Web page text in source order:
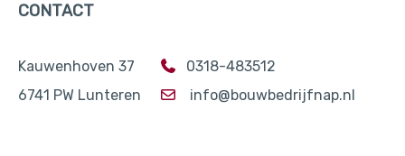
CONTACT
Kauwenhoven 37
6741 PW Lunteren
0318-483512
info@bouwbedrijfnap.nl